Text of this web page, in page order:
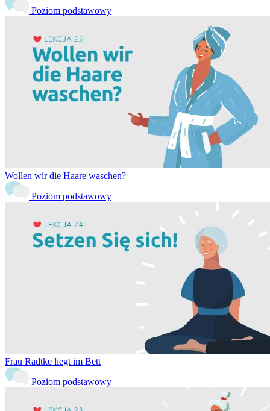
Poziom podstawowy
Wollen wir die Haare waschen?
Poziom podstawowy
Frau Radtke liegt im Bett
Poziom podstawowy